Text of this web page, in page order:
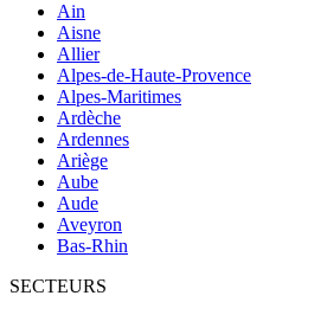
Ain
Aisne
Allier
Alpes-de-Haute-Provence
Alpes-Maritimes
Ardèche
Ardennes
Ariège
Aube
Aude
Aveyron
Bas-Rhin
SECTEURS